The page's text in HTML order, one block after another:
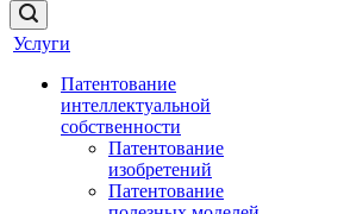
Услуги
Патентование
интеллектуальной
собственности
Патентование
изобретений
Патентование